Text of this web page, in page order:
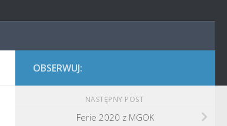
OBSERWUJ:
NASTĘPNY POST
Ferie 2020 z MGOK